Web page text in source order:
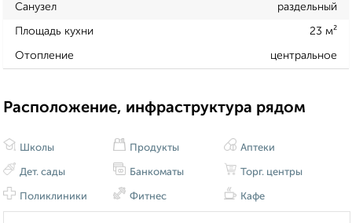
Санузел раздельный
Площадь кухни 23 м²
Отопление центральное
Расположение, инфраструктура рядом
Школы
Дет. сады
Поликлиники
Продукты
Банкоматы
Фитнес
Аптеки
Торг. центры
Кафе